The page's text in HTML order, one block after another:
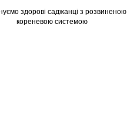
здорові саджанці з розвиненою
кореневою системою